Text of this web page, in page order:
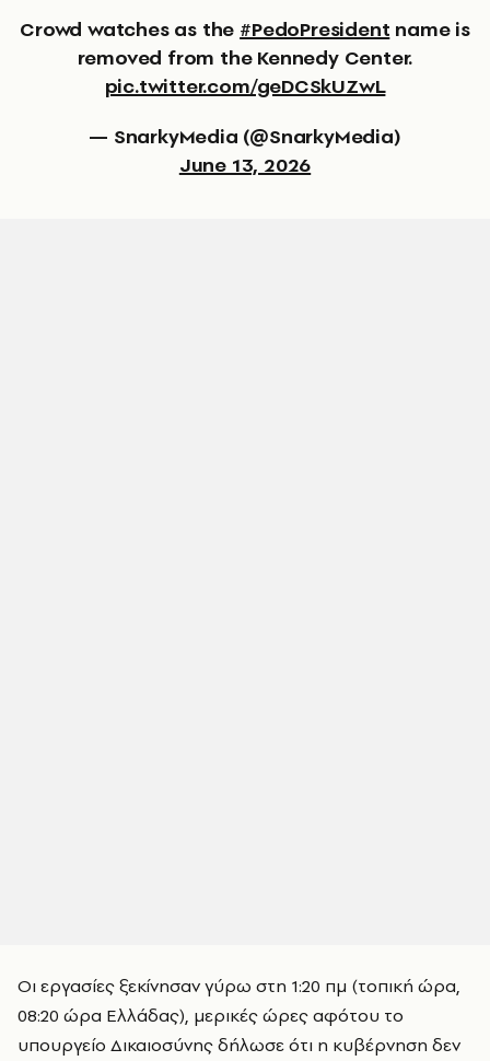
Crowd watches as the #PedoPresident name is
removed from the Kennedy Center.
pic.twitter.com/geDCSkUZwL
— SnarkyMedia (@SnarkyMedia)
June 13, 2026
Οι εργασίες ξεκίνησαν γύρω στη 1:20 πμ (τοπική ώρα,
08:20 ώρα Ελλάδας), μερικές ώρες αφότου το
υπουργείο Δικαιοσύνης δήλωσε ότι η κυβέρνηση δεν